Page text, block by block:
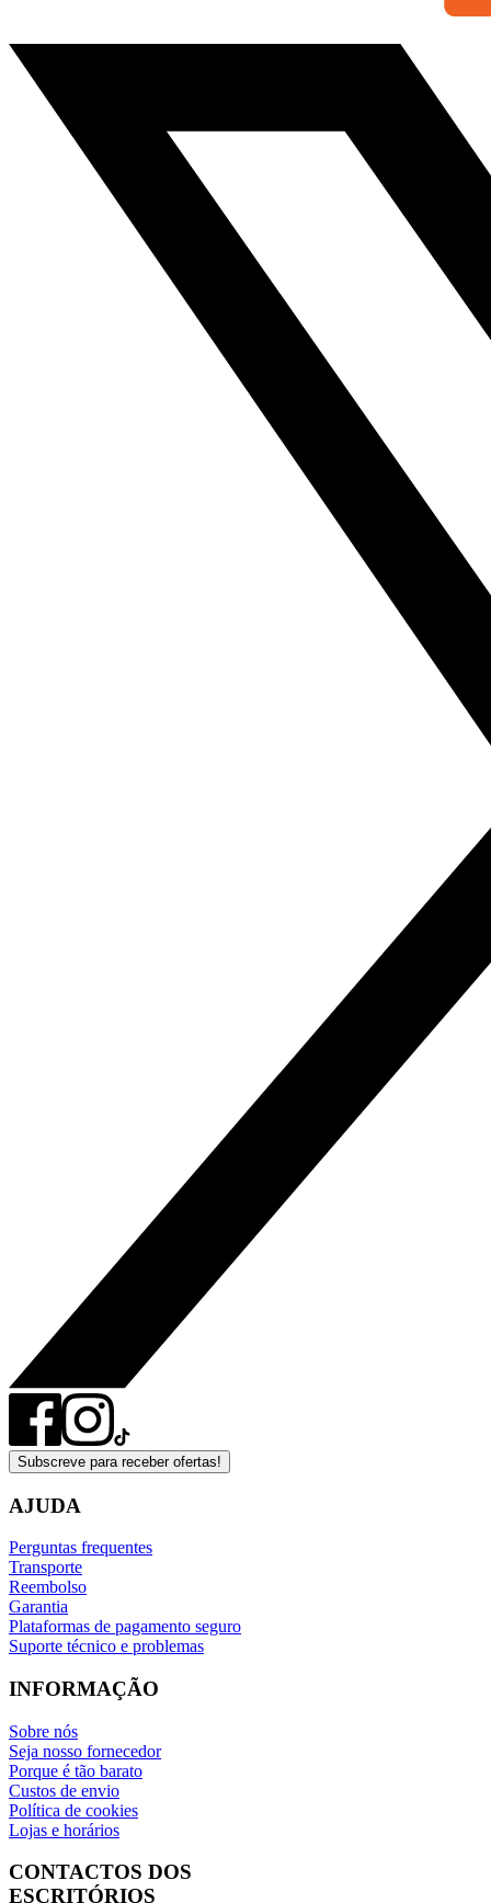
Subscreve para receber ofertas!
AJUDA
Perguntas frequentes
Transporte
Reembolso
Garantia
Plataformas de pagamento seguro
Suporte técnico e problemas
INFORMAÇÃO
Sobre nós
Seja nosso fornecedor
Porque é tão barato
Custos de envio
Política de cookies
Lojas e horários
CONTACTOS DOS
ESCRITÓRIOS